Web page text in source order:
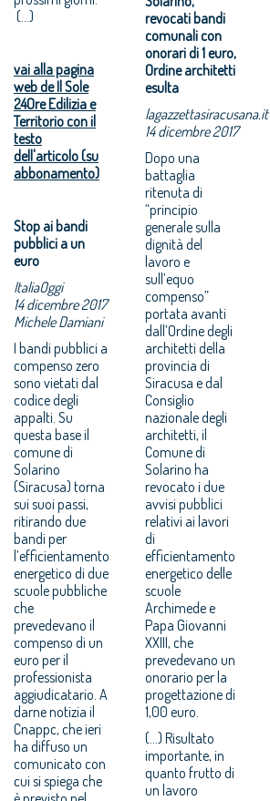
(...)
vai alla pagina
web de Il Sole
24Ore Edilizia e
Territorio con il
testo
dell'articolo (su
abbonamento)
Stop ai bandi
pubblici a un
euro
ItaliaOggi
14 dicembre 2017
Michele Damiani
I bandi pubblici a
compenso zero
sono vietati dal
codice degli
appalti. Su
questa base il
comune di
Solarino
(Siracusa) torna
sui suoi passi,
ritirando due
bandi per
l’efficientamento
energetico di due
scuole pubbliche
che
prevedevano il
compenso di un
euro per il
professionista
aggiudicatario. A
darne notizia il
Cnappc, che ieri
ha diffuso un
comunicato con
cui si spiega che
revocati bandi
comunali con
onorari di 1 euro,
Ordine architetti
esulta
lagazzettasiracusana.it
14 dicembre 2017
Dopo una
battaglia
ritenuta di
“principio
generale sulla
dignità del
lavoro e
sull’equo
compenso”
portata avanti
dall’Ordine degli
architetti della
provincia di
Siracusa e dal
Consiglio
nazionale degli
architetti, il
Comune di
Solarino ha
revocato i due
avvisi pubblici
relativi ai lavori
di
efficientamento
energetico delle
scuole
Archimede e
Papa Giovanni
XXIII, che
prevedevano un
onorario per la
progettazione di
1,00 euro.
(...) Risultato
importante, in
quanto frutto di
un lavoro